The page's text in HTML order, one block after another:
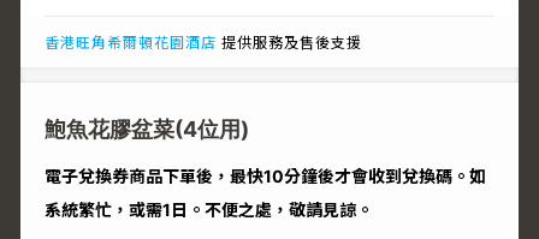
香港旺角希爾頓花園酒店 提供服務及售後支援
鮑魚花膠盆菜(4位用)
電子兌換券商品下單後，最快10分鐘後才會收到兌換碼。如
系統繁忙，或需1日。不便之處，敬請見諒。